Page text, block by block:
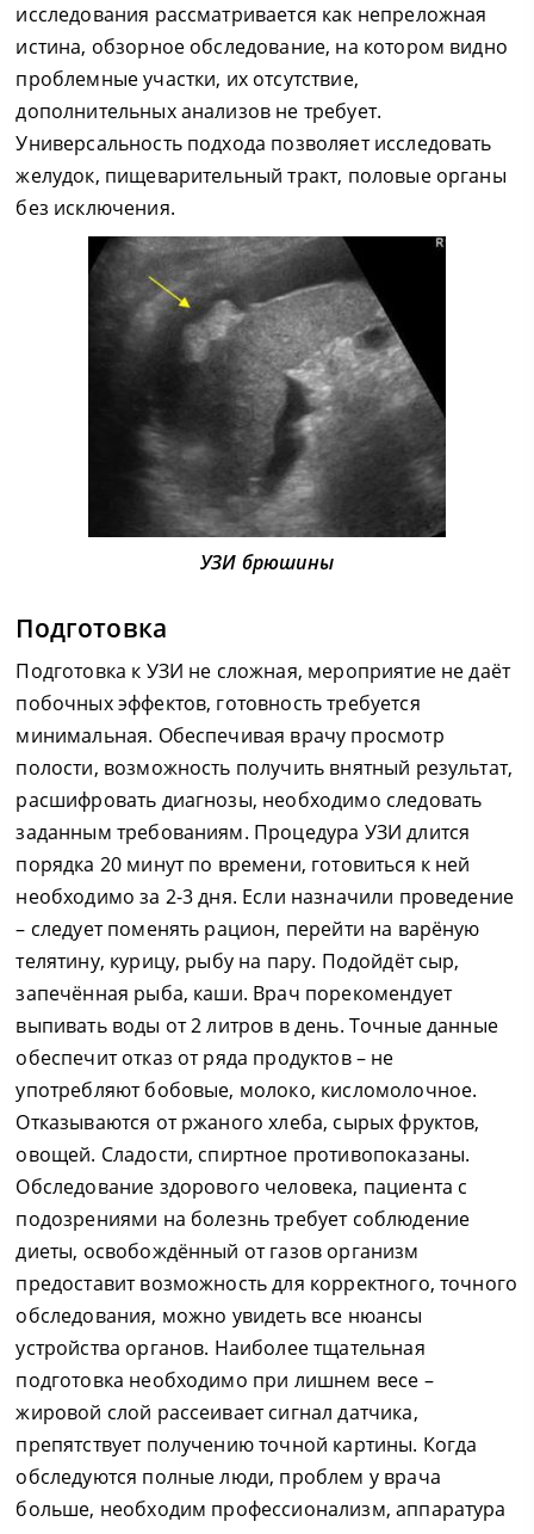
исследования рассматривается как непреложная
истина, обзорное обследование, на котором видно
проблемные участки, их отсутствие,
дополнительных анализов не требует.
Универсальность подхода позволяет исследовать
желудок, пищеварительный тракт, половые органы
без исключения.
УЗИ брюшины
Подготовка
Подготовка к УЗИ не сложная, мероприятие не даёт
побочных эффектов, готовность требуется
минимальная. Обеспечивая врачу просмотр
полости, возможность получить внятный результат,
расшифровать диагнозы, необходимо следовать
заданным требованиям. Процедура УЗИ длится
порядка 20 минут по времени, готовиться к ней
необходимо за 2-3 дня. Если назначили проведение
– следует поменять рацион, перейти на варёную
телятину, курицу, рыбу на пару. Подойдёт сыр,
запечённая рыба, каши. Врач порекомендует
выпивать воды от 2 литров в день. Точные данные
обеспечит отказ от ряда продуктов – не
употребляют бобовые, молоко, кисломолочное.
Отказываются от ржаного хлеба, сырых фруктов,
овощей. Сладости, спиртное противопоказаны.
Обследование здорового человека, пациента с
подозрениями на болезнь требует соблюдение
диеты, освобождённый от газов организм
предоставит возможность для корректного, точного
обследования, можно увидеть все нюансы
устройства органов. Наиболее тщательная
подготовка необходимо при лишнем весе –
жировой слой рассеивает сигнал датчика,
препятствует получению точной картины. Когда
обследуются полные люди, проблем у врача
больше, необходим профессионализм, аппаратура